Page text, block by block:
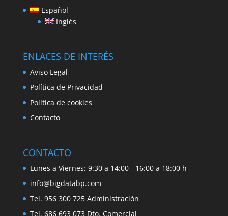
Español
Inglés
ENLACES DE INTERÉS
Aviso Legal
Política de Privacidad
Política de cookies
Contacto
CONTACTO
Lunes a Viernes: 9:30 a 14:00 - 16:00 a 18:00 h
info@bigdatabp.com
Tel. 956 300 725 Administración
Tel. 686 693 073 Dto. Comercial